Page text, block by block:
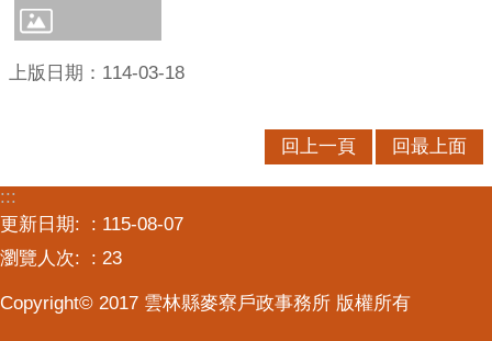
相
關
連
上版日期：114-03-18
回上一頁 回最上面
:::
更新日期:
115-08-07
瀏覽人次:
23
Copyright© 2017 雲林縣麥寮戶政事務所 版權所有